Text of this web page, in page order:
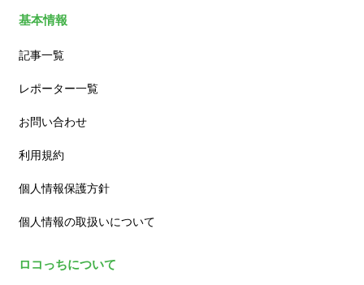
基本情報
記事一覧
レポーター一覧
お問い合わせ
利用規約
個人情報保護方針
個人情報の取扱いについて
ロコっちについて